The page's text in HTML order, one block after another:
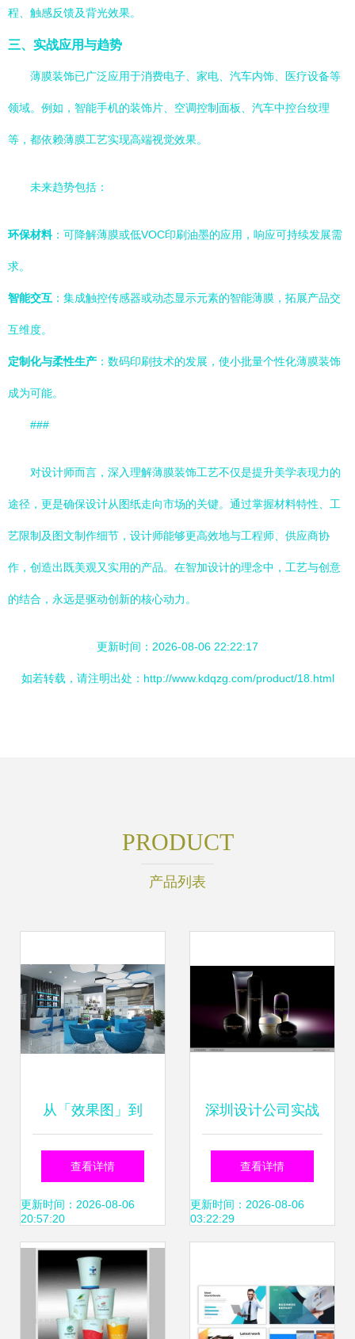
程、触感反馈及背光效果。
三、实战应用与趋势
薄膜装饰已广泛应用于消费电子、家电、汽车内饰、医疗设备等
领域。例如，智能手机的装饰片、空调控制面板、汽车中控台纹理
等，都依赖薄膜工艺实现高端视觉效果。
未来趋势包括：
环保材料：可降解薄膜或低VOC印刷油墨的应用，响应可持续发展需
求。
智能交互 ：集成触控传感器或动态显示元素的智能薄膜，拓展产品交
互维度。
定制化与柔性生产 ：数码印刷技术的发展，使小批量个性化薄膜装饰
成为可能。
###
对设计师而言，深入理解薄膜装饰工艺不仅是提升美学表现力的
途径，更是确保设计从图纸走向市场的关键。通过掌握材料特性、工
艺限制及图文制作细节，设计师能够更高效地与工程师、供应商协
作，创造出既美观又实用的产品。在智加设计的理念中，工艺与创意
的结合，永远是驱动创新的核心动力。
更新时间：2026-08-06 22:22:17
如若转载，请注明出处：http://www.kdqzg.com/product/18.html
PRODUCT
产品列表
从「效果图」到
「形象力」 汽修厂
如何用设计实现价
值飙升
查看详情
更新时间：2026-08-06
20:57:20
深圳设计公司实战
分享 产品包装设计
的图文制作全流程
查看详情
更新时间：2026-08-06
03:22:29